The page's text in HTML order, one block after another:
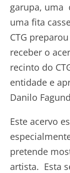
garupa, uma
uma fita
CTG
receber o
recinto do
entidade e
Danilo
Este acervo
pretende
artista. Esta